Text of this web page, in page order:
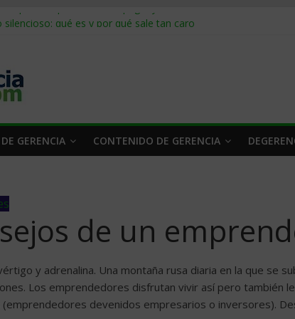
para empresas: cómo pagar y cobrar en 2026
forzoso en la cadena de suministro: qué hacer
hispano de EE. UU.: cómo segmentarlo y venderle
GERENCIA CONTENIDO DE GERENCIA
de un
y adrenalina. Una montaña rusa diaria en la que se
Los emprendedores disfrutan vivir así pero también
devenidos empresarios o inversores).